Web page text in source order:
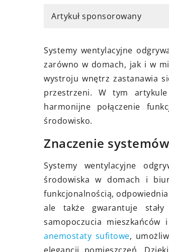
Artykuł sponsorowany
Systemy wentylacyjne
zarówno w domach, jak i w
wystroju wnętrz zastanawia
przestrzeni. W tym
harmonijne połączenie
środowisko.
Znaczenie
Systemy wentylacyjne
środowiska w domach i
funkcjonalnością,
ale także gwarantuje
samopoczucia mieszkańców
anemostaty sufitowe,
lutego 2024
wybrać odpowiednie legginsy
na ciepłe dni – praktyczne
dla przyszłych mam na
na ciepłe dni. Dowiedz się,
łączyć wygodę z modnym stylem
podczas upałów.